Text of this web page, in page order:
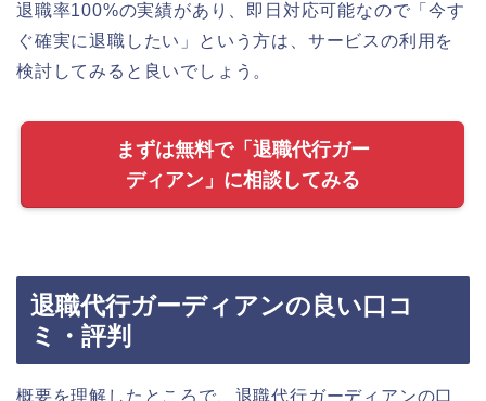
退職率100%の実績があり、即日対応可能なので「今す
ぐ確実に退職したい」という方は、サービスの利用を
検討してみると良いでしょう。
まずは無料で「退職代行ガー
ディアン」に相談してみる
退職代行ガーディアンの良い口コ
ミ・評判
概要を理解したところで、退職代行ガーディアンの口